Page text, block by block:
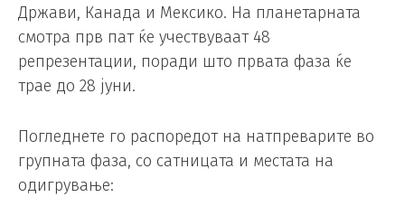
Држави, Канада и Мексико. На планетарната
смотра прв пат ќе учествуваат 48
репрезентации, поради што првата фаза ќе
трае до 28 јуни.
Погледнете го распоредот на натпреварите во
групната фаза, со сатницата и местата на
одигрување: